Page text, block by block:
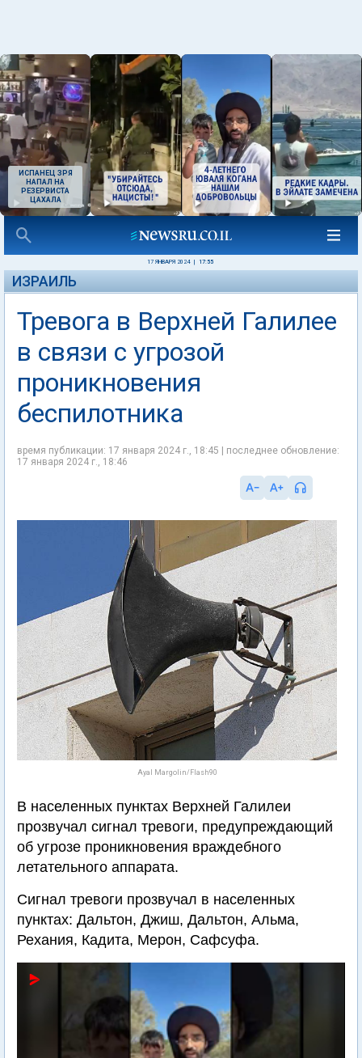
ИСПАНЕЦ ЗРЯ
НАПАЛ НА
РЕЗЕРВИСТА
ЦАХАЛА
17 ЯНВАРЯ 2024 17:55
ИЗРАИЛЬ
Тревога в Верхней Галилее
в связи с угрозой
проникновения
беспилотника
время публикации: 17 января 2024 г., 18:45 | последнее обновление:
17 января 2024 г., 18:46
Ayal Margolin/Flash90
В населенных пунктах Верхней Галилеи
прозвучал сигнал тревоги, предупреждающий
об угрозе проникновения враждебного
летательного аппарата.
Сигнал тревоги прозвучал в населенных
пунктах: Дальтон, Джиш, Дальтон, Альма,
Рехания, Кадита, Мерон, Сафсуфа.